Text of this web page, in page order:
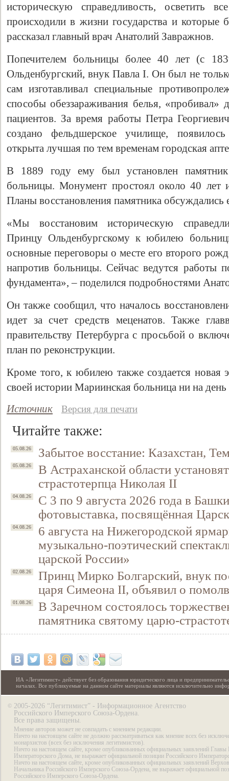
историческую справедливость, осветить
происходили в жизни государства и которые
рассказал главный врач Анатолий Завражнов.
Попечителем больницы более 40 лет (с
Ольденбургский, внук Павла I. Он был не
сам изготавливал специальные
способы обеззараживания белья, «пробивал»
пациентов. За время работы Петра
создано фельдшерское училище,
открыта лучшая по тем временам городская
В 1889 году ему был установлен памятник
больницы. Монумент простоял около 40 лет
Планы восстановления памятника обсуждались
«Мы восстановим историческую
Принцу Ольденбургскому к юбилею
основные переговоры о месте его второго
напротив больницы. Сейчас ведутся работы
фундамента», – поделился подробностями
Он также сообщил, что началось
идет за счет средств меценатов. Также
правительству Петербурга с просьбой о
план по реконструкции.
Кроме того, к юбилею также создается новая
своей истории Мариинская больница ни на
Источник
Версия для печати
Читайте также:
05.08.26 Забытое восстание: Казахстан,
05.08.26
В Астраханской области
страстотерпца Николая II
04.08.26
С 3 по 9 августа 2026 года в
фотовыставка, посвящённая
04.08.26
6 августа на Нижегородской
музыкально-поэтический
царской России»
02.08.26
Принц Мирко Болгарский, внук
царя Симеона II, объявил о
01.08.26
В Заречном состоялось
памятника святому царю-
ИА «Легитимист» действует без образования юридического лица и
началах. Все публикуемые на данном сайте материалы являются исключительно
© 2005-2026 “Легитимист” - Информационное Агентство
Российского Имперского Союза-Ордена.
Все права защищены.
Мнение авторов может не совпадать с мнением редакции.
Ничто на настоящем сайте не должно рассматриваться как мнение всех без
монархистов (всех без исключения легитимистов).
Ничто на настоящем сайте, кроме опубликованных официальных заявлений Главы
Императорского Дома, не выражает официальной позиции Российского
Ничто на настоящем сайте, кроме опубликованных официальных заявлений
Начальника Российского Имперского Союза-Ордена, не выражает официальной
Российского Имперского Союза-Ордена.